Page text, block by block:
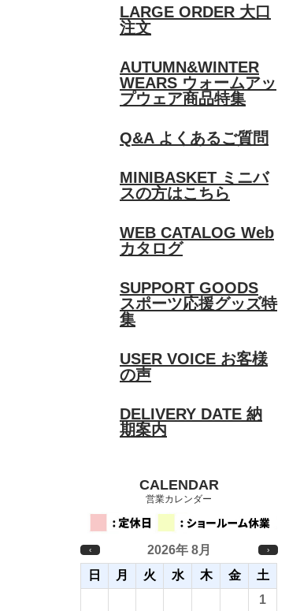
LARGE ORDER 大口
注文
AUTUMN&WINTER
WEARS ウォームアッ
プウェア商品特集
Q&A よくあるご質問
MINIBASKET ミニバ
スの方はこちら
WEB CATALOG Web
カタログ
SUPPORT GOODS
スポーツ応援グッズ特
集
USER VOICE お客様
の声
DELIVERY DATE 納
期案内
CALENDAR
営業カレンダー
‹ 2026年 8月 ›
日 月 火 水 木 金
土
1